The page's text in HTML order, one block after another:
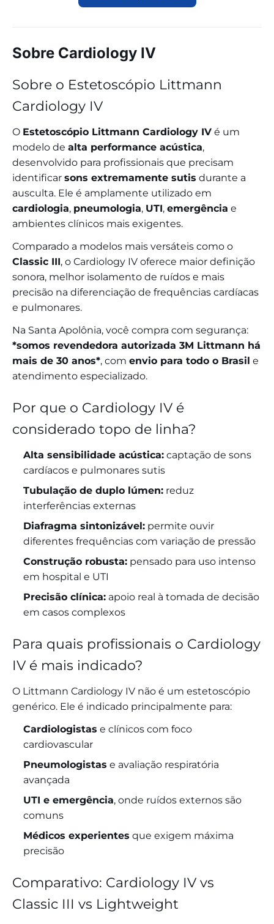
Sobre Cardiology IV
Sobre o Estetoscópio Littmann
Cardiology IV
O Estetoscópio Littmann Cardiology IV é um
modelo de alta performance acústica,
desenvolvido para profissionais que precisam
identificar sons extremamente sutis durante a
ausculta. Ele é amplamente utilizado em
cardiologia, pneumologia, UTI, emergência e
ambientes clínicos mais exigentes.
Comparado a modelos mais versáteis como o
Classic III, o Cardiology IV oferece maior definição
sonora, melhor isolamento de ruídos e mais
precisão na diferenciação de frequências cardíacas
e pulmonares.
Na Santa Apolônia, você compra com segurança:
*somos revendedora autorizada 3M Littmann há
mais de 30 anos*, com envio para todo o Brasil e
atendimento especializado.
Por que o Cardiology IV é
considerado topo de linha?
Alta sensibilidade acústica: captação de sons
cardíacos e pulmonares sutis
Tubulação de duplo lúmen: reduz
interferências externas
Diafragma sintonizável: permite ouvir
diferentes frequências com variação de pressão
Construção robusta: pensado para uso intenso
em hospital e UTI
Precisão clínica: apoio real à tomada de decisão
em casos complexos
Para quais profissionais o Cardiology
IV é mais indicado?
O Littmann Cardiology IV não é um estetoscópio
genérico. Ele é indicado principalmente para:
Cardiologistas e clínicos com foco
cardiovascular
Pneumologistas e avaliação respiratória
avançada
UTI e emergência, onde ruídos externos são
comuns
Médicos experientes que exigem máxima
precisão
Comparativo: Cardiology IV vs
Classic III vs Lightweight